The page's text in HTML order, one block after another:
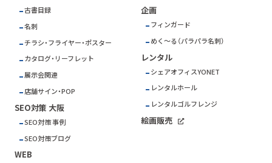
古書目録
名刺
チラシ・フライヤー・ポスター
カタログ・リーフレット
展示会関連
店舗サイン・POP
SEO対策 大阪
SEO対策 事例
SEO対策ブログ
WEB
企画
フィンガード
めく～る（パラパラ名刺）
レンタル
シェアオフィスYONET
レンタルホール
レンタルゴルフレンジ
絵画販売